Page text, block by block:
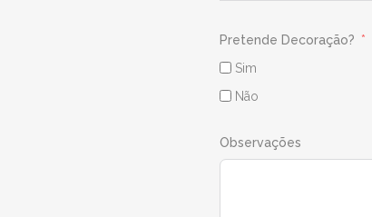
Pretende Decoração?
Sim
Não
Observações